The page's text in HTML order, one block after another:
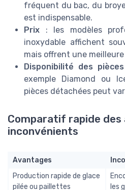
fréquent du bac, du
est indispensable.
Prix : les modèles
inoxydable affichent
mais offrent une
Disponibilité des pièces
exemple Diamond ou
pièces détachées peut
Comparatif rapide
inconvénients
Avantages
Production rapide de glace
pilée ou paillettes
les